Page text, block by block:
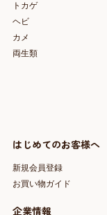
トカゲ
ヘビ
カメ
両生類
はじめてのお客様へ
新規会員登録
お買い物ガイド
企業情報